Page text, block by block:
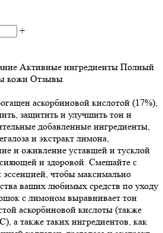
+
Активные ингредиенты Полный
кожи Отзывы
аскорбиновой кислотой (17%),
защитить и улучшить тон и
добавленные ингредиенты,
и экстракт лимона,
и оживление уставшей и тусклой
и здоровой. Смешайте с
чтобы максимально
ваших любимых средств по уходу
с лимоном выравнивает тон
аскорбиновой кислоты (также
а также таких ингредиентов, как